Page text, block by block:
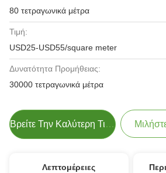
80 τετραγωνικά μέτρα
Τιμή:
USD25-USD55/square meter
Δυνατότητα Προμήθειας:
30000 τετραγωνικά μέτρα
Βρείτε Την Καλύτερη Τιμή
Λεπτομέρειες